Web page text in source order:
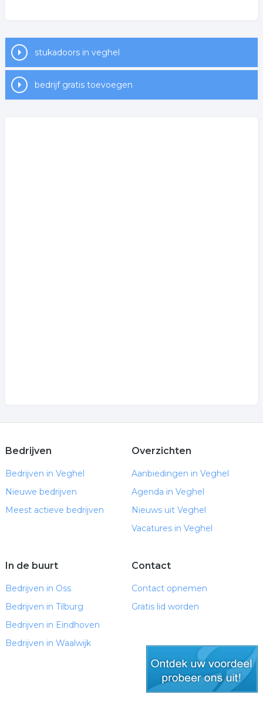
stukadoors in veghel
bedrijf gratis toevoegen
Bedrijven
Bedrijven in Veghel
Nieuwe bedrijven
Meest actieve bedrijven
Overzichten
Aanbiedingen in Veghel
Agenda in Veghel
Nieuws uit Veghel
Vacatures in Veghel
In de buurt
Bedrijven in Oss
Bedrijven in Tilburg
Bedrijven in Eindhoven
Bedrijven in Waalwijk
Contact
Contact opnemen
Gratis lid worden